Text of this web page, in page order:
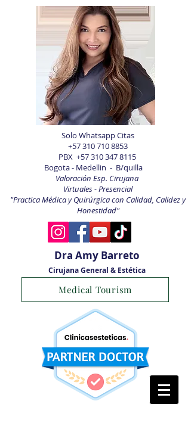
Solo Whatsapp Citas
+57 310 710 8853
PBX +57 310 347 8115
Bogota - Medellin - B/quilla
Valoración Esp. Cirujana
Virtuales - Presencial
"Practica Médica y Quirúrgica con Calidad, Calidez y
Honestidad"
Dra Amy Barreto
Cirujana General & Estética
Medical Tourism